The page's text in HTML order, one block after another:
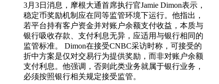
3月3日消息，摩根大通首席执行官Jamie Dimon表示，
稳定币奖励机制应在同等监管环境下运行。他指出，
若平台持有客户资金并对账户余额支付收益，本质与
银行吸收存款、支付利息无异，应适用与银行相同的
监管标准。 Dimon在接受CNBC采访时称，可接受的
折中方案是仅对交易行为提供奖励，而非对账户余额
支付利息。他强调，否则此类业务就属于银行业务，
必须按照银行相关规定接受监管。